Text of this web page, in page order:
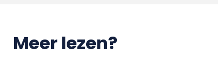
Meer lezen?